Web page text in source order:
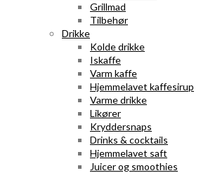
Grillmad
Tilbehør
Drikke
Kolde drikke
Iskaffe
Varm kaffe
Hjemmelavet kaffesirup
Varme drikke
Likører
Kryddersnaps
Drinks & cocktails
Hjemmelavet saft
Juicer og smoothies